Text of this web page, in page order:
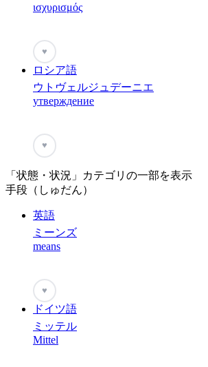
ισχυρισμός
♥
ロシア語
ウトヴェルジュデーニエ
утверждение
♥
「状態・状況」カテゴリの一部を表示
手段（しゅだん）
英語
ミーンズ
means
♥
ドイツ語
ミッテル
Mittel